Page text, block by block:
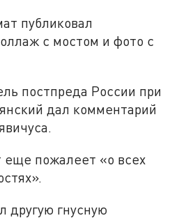
публиковал
с мостом и фото с
постпреда России при
дал комментарий
еще пожалеет «о всех
другую гнусную